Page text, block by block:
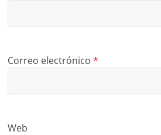
Correo electrónico*
Web